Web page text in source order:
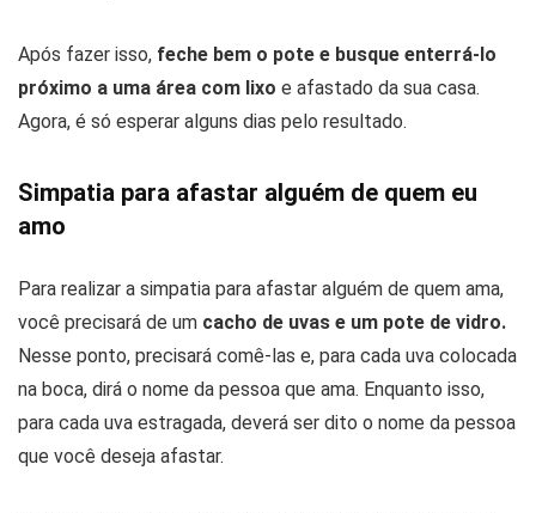
Após fazer isso, feche bem o pote e busque enterrá-lo
próximo a uma área com lixo e afastado da sua casa.
Agora, é só esperar alguns dias pelo resultado.
Simpatia para afastar alguém de quem eu
amo
Para realizar a simpatia para afastar alguém de quem ama,
você precisará de um cacho de uvas e um pote de vidro.
Nesse ponto, precisará comê-las e, para cada uva colocada
na boca, dirá o nome da pessoa que ama. Enquanto isso,
para cada uva estragada, deverá ser dito o nome da pessoa
que você deseja afastar.